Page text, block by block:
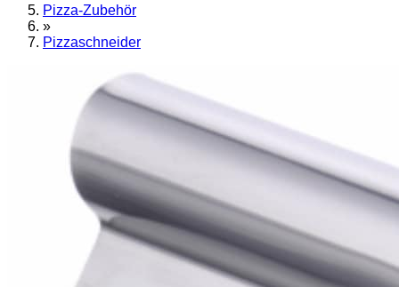
Pizza-Zubehör
»
Pizzaschneider